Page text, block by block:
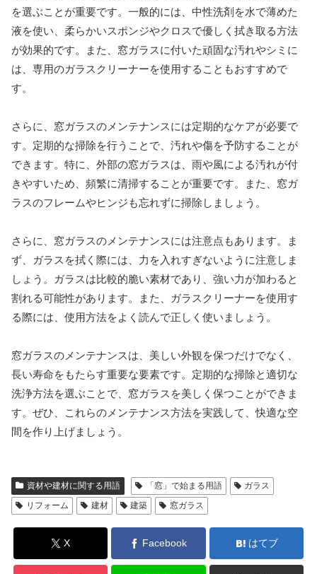
を選ぶことが重要です。一般的には、中性洗剤を水で薄めた
液を使い、柔らかいスポンジやクロスで優しく拭き取る方法
が効果的です。また、窓ガラスに付いた頑固な汚れやシミに
は、専用のガラスクリーナーを使用することもおすすめで
す。
さらに、窓ガラスのメンテナンスには定期的なケアが必要で
す。定期的な掃除を行うことで、汚れや傷を予防することが
できます。特に、外部の窓ガラスは、雨や風による汚れが付
きやすいため、頻繁に清掃することが重要です。また、窓ガ
ラスのフレームやヒンジも忘れずに掃除しましょう。
さらに、窓ガラスのメンテナンスには注意点もあります。ま
ず、ガラスを拭く際には、力を入れすぎないように注意しま
しょう。ガラスは比較的脆い素材であり、強い力が加わると
割れる可能性があります。また、ガラスクリーナーを使用す
る際には、使用方法をよく読んで正しく使いましょう。
窓ガラスのメンテナンスは、美しい外観を保つだけでなく、
長い寿命をもたらす重要な要素です。定期的な掃除と適切な
洗浄方法を選ぶことで、窓ガラスを美しく保つことができま
す。ぜひ、これらのメンテナンス方法を実践して、快適な空
間を作り上げましょう。
資材や建材に関する用語 「窓」で始まる用語
ガラス
リフォーム
建材 建築 窓ガラス
X Facebook はてブ